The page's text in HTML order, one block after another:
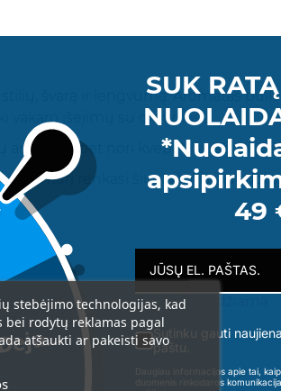
švarą ir lengvumą. Aromatas
vakaro išėjimų su draugais.
bet nori kvepėti šviežiai ir
kurį renkasi šiuolaikinis jaunuolis.
kopijuoti ir platinti draudžiama.
stebėjimo technologijas, kad
rodytų reklamas pagal
atšaukti ar pakeisti savo
SUK
49
Sutinku gauti
paštu.
Daugiau informacijos apie tai,
duomenis rinkodaros